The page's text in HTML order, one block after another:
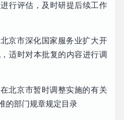
行评估，及时研提后续工作
京市深化国家服务业扩大开
适时对本批复的内容进行调
北京市暂时调整实施的有关
的部门规章规定目录